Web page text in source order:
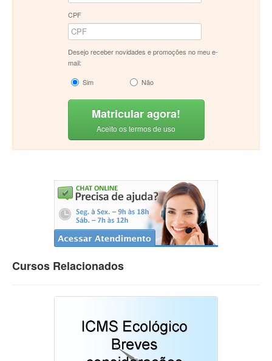
CPF
Desejo receber novidades e promoções no meu e-
mail:
Sim
Não
Matricular agora!
Aceito os termos de uso
Cursos Relacionados